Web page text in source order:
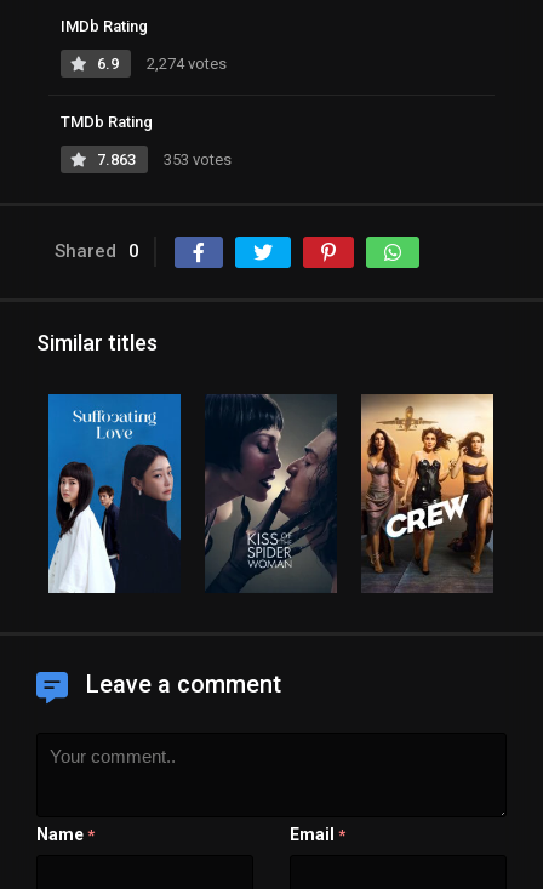
IMDb Rating
6.9 2,274 votes
TMDb Rating
7.863 353 votes
Shared 0
Similar titles
Leave a comment
Name * Email *